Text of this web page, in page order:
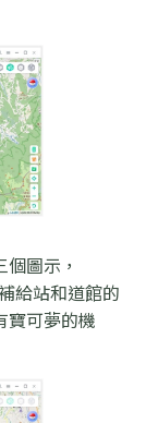
圖示，
給站和道館的
寶可夢的機